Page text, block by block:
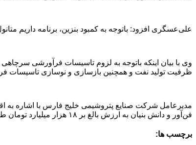
علی‌عسگری افزود: باتوجه به کمبود بنزین، برنامه داریم
وی با بیان اینکه باتوجه به لزوم تاسیسات فرآورشی
ظرفیت تولید نفت و همچنین بازسازی و نوسازی تاسیسات
فن‌آور و دانش بنیان به ارزش بالغ بر ۱۸ هزار میلیارد تومان طی دو سال گذشته بیانگر اهمیت و توجه به این بخش است.
برچسب ها: